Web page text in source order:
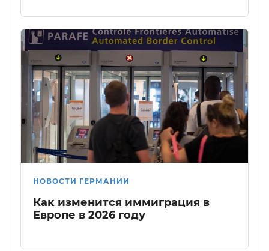
НОВОСТИ ГЕРМАНИИ
Как изменится иммиграция в
Европе в 2026 году